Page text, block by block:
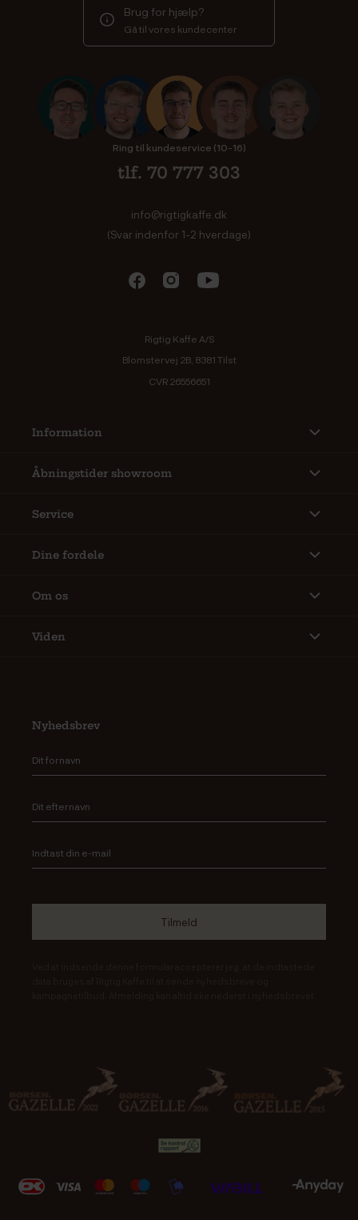
Brug for hjælp?
Gå til vores kundecenter
Ring til kundeservice (10-16)
tlf. 70 777 303
info@rigtigkaffe.dk
(Svar indenfor 1-2 hverdage)
Rigtig Kaffe A/S
Blomstervej 2B, 8381 Tilst
CVR 26556651
Information
Åbningstider showroom
Service
Dine fordele
Om os
Viden
Nyhedsbrev